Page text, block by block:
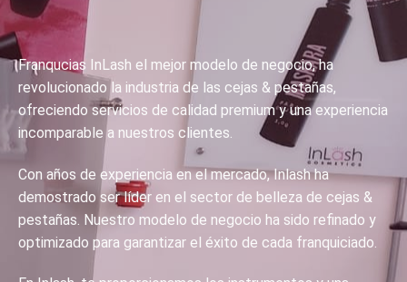
Franqucias InLash el mejor modelo de negocio, ha
revolucionado la industria de las cejas & pestañas,
ofreciendo servicios de calidad premium y una experiencia
incomparable a nuestros clientes.
Con años de experiencia en el mercado, Inlash ha
demostrado ser líder en el sector de belleza de cejas &
pestañas. Nuestro modelo de negocio ha sido refinado y
optimizado para garantizar el éxito de cada franquiciado.